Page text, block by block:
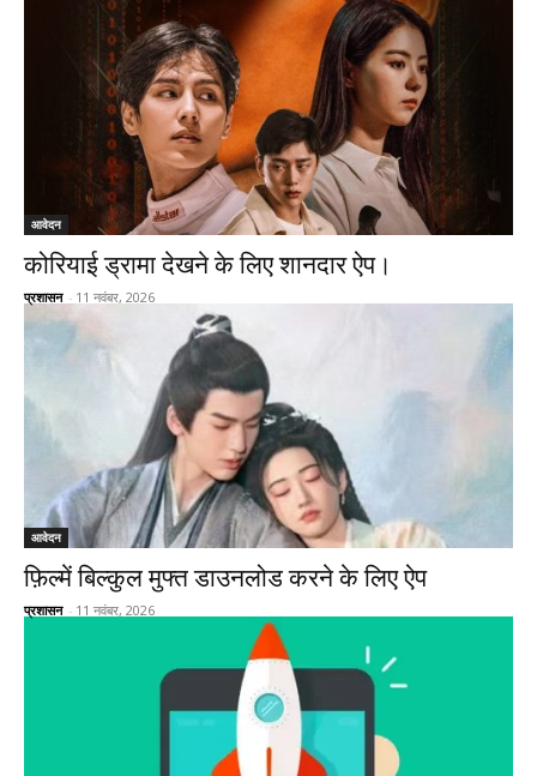
आवेदन
कोरियाई ड्रामा देखने के लिए शानदार ऐप।
प्रशासन - 11 नवंबर, 2026
आवेदन
फ़िल्में बिल्कुल मुफ्त डाउनलोड करने के लिए ऐप
प्रशासन - 11 नवंबर, 2026